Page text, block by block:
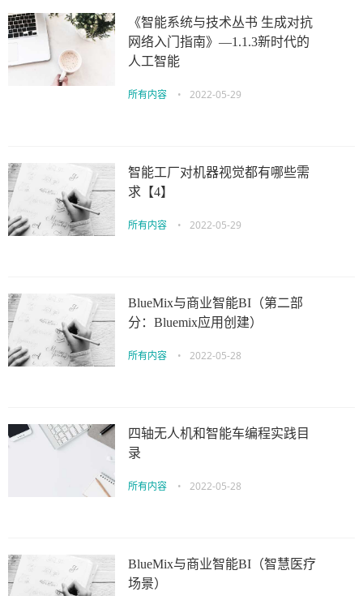
《智能系统与技术丛书 生成对抗
网络入门指南》—1.1.3新时代的
人工智能
所有内容 • 2022-05-29
智能工厂对机器视觉都有哪些需
求【4】
所有内容 • 2022-05-29
BlueMix与商业智能BI（第二部
分：Bluemix应用创建）
所有内容 • 2022-05-28
四轴无人机和智能车编程实践目
录
所有内容 • 2022-05-28
BlueMix与商业智能BI（智慧医疗
场景）